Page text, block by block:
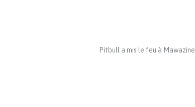
Pitbull a mis le feu à Mawazine